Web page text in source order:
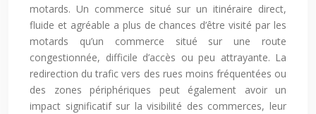
motards. Un commerce situé sur un itinéraire direct,
fluide et agréable a plus de chances d’être visité par les
motards qu’un commerce situé sur une route
congestionnée, difficile d’accès ou peu attrayante. La
redirection du trafic vers des rues moins fréquentées ou
des zones périphériques peut également avoir un
impact significatif sur la visibilité des commerces, leur